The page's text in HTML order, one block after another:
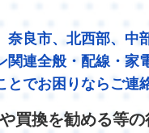
奈良市、北西部、中
関連全般・配線・家
とでお困りならご連
買換を勧める等